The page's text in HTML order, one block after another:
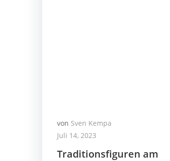
von Sven Kempa
Juli 14, 2023
Traditionsfiguren am